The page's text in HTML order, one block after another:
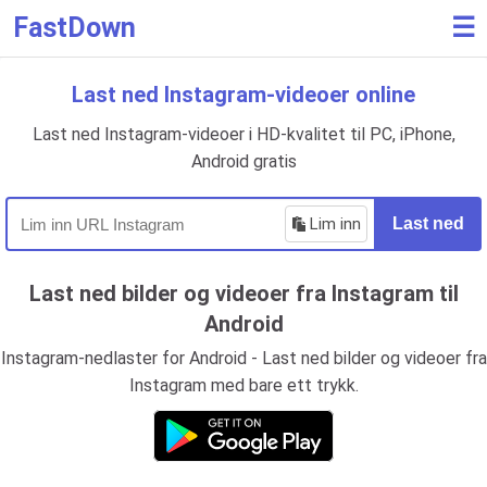
FastDown ☰
Last ned Instagram-videoer online
Last ned Instagram-videoer i HD-kvalitet til PC, iPhone,
Android gratis
Lim inn Last ned
Last ned bilder og videoer fra Instagram til
Android
Instagram-nedlaster for Android - Last ned bilder og videoer fra
Instagram med bare ett trykk.